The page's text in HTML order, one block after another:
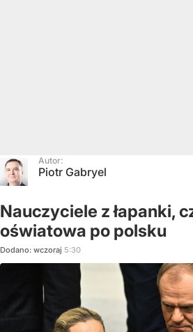
Autor:
Piotr Gabryel
Nauczyciele z łapanki,
oświatowa po polsku
Dodano: wczoraj 5:30